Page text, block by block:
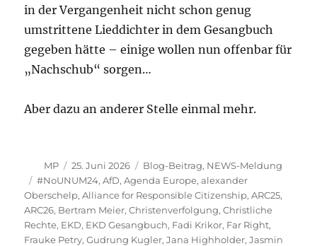
in der Vergangenheit nicht schon genug
umstrittene Lieddichter in dem Gesangbuch
gegeben hätte – einige wollen nun offenbar für
„Nachschub“ sorgen…
Aber dazu an anderer Stelle einmal mehr.
Autor
MP
Veröffentlicht
am
25. Juni 2026 Kategorien
Blog-Beitrag, NEWS-Meldung
Schlagwörter
#NoUNUM24,AfD,Agenda Europe,alexander
Oberschelp,Alliance for Responsible Citizenship,ARC25,
ARC26, Bertram Meier,Christenverfolgung,Christliche
Rechte, EKD, EKD Gesangbuch, Fadi Krikor, Far Right,
Frauke Petry,Gudrung Kugler,Jana Highholder,Jasmin